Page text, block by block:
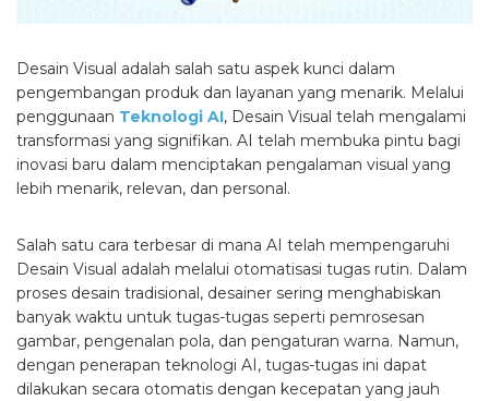
Desain Visual adalah salah satu aspek kunci dalam
pengembangan produk dan layanan yang menarik. Melalui
penggunaan Teknologi AI, Desain Visual telah mengalami
transformasi yang signifikan. AI telah membuka pintu bagi
inovasi baru dalam menciptakan pengalaman visual yang
lebih menarik, relevan, dan personal.
Salah satu cara terbesar di mana AI telah mempengaruhi
Desain Visual adalah melalui otomatisasi tugas rutin. Dalam
proses desain tradisional, desainer sering menghabiskan
banyak waktu untuk tugas-tugas seperti pemrosesan
gambar, pengenalan pola, dan pengaturan warna. Namun,
dengan penerapan teknologi AI, tugas-tugas ini dapat
dilakukan secara otomatis dengan kecepatan yang jauh